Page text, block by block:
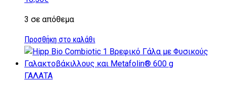
3 σε απόθεμα
Προσθήκη στο καλάθι
ΓΑΛΑΤΑ